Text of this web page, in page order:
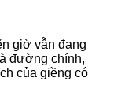
giờ vẫn đang
đường chính,
của giềng có